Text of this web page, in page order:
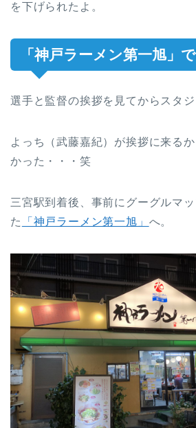
を下げられたよ。
「神戸ラーメン第一旭」
選手と監督の挨拶を見てからスタジ
よっち（武藤嘉紀）が挨拶に来る
かった・・・笑
三宮駅到着後、事前にグーグルマ
た
「神戸ラーメン第一旭」 へ。